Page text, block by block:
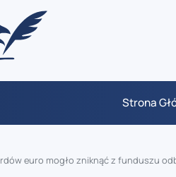
Strona
euro mogło zniknąć z funduszu